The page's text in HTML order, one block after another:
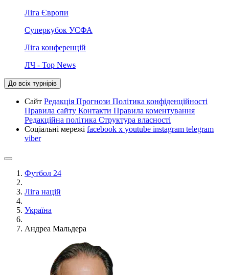
Ліга Європи
Суперкубок УЄФА
Ліга конференцій
ЛЧ - Top News
До всіх турнірів
Сайт Редакція Прогнози Політика конфіденційності
Правила сайту Контакти Правила коментування
Редакційна політика Структура власності
Соціальні мережі facebook x youtube instagram telegram
viber
Футбол 24
Ліга націй
Україна
Андреа Мальдера